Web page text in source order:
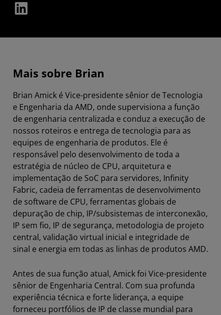
Mais sobre Brian
Brian Amick é Vice-presidente sênior de Tecnologia
e Engenharia da AMD, onde supervisiona a função
de engenharia centralizada e conduz a execução de
nossos roteiros e entrega de tecnologia para as
equipes de engenharia de produtos. Ele é
responsável pelo desenvolvimento de toda a
estratégia de núcleo de CPU, arquitetura e
implementação de SoC para servidores, Infinity
Fabric, cadeia de ferramentas de desenvolvimento
de software de CPU, ferramentas globais de
depuração de chip, IP/subsistemas de interconexão,
IP sem fio, IP de segurança, metodologia de projeto
central, validação virtual inicial e integridade de
sinal e energia em todas as linhas de produtos AMD.
Antes de sua função atual, Amick foi Vice-presidente
sênior de Engenharia Central. Com sua profunda
experiência técnica e forte liderança, a equipe
forneceu portfólios de IP de classe mundial para